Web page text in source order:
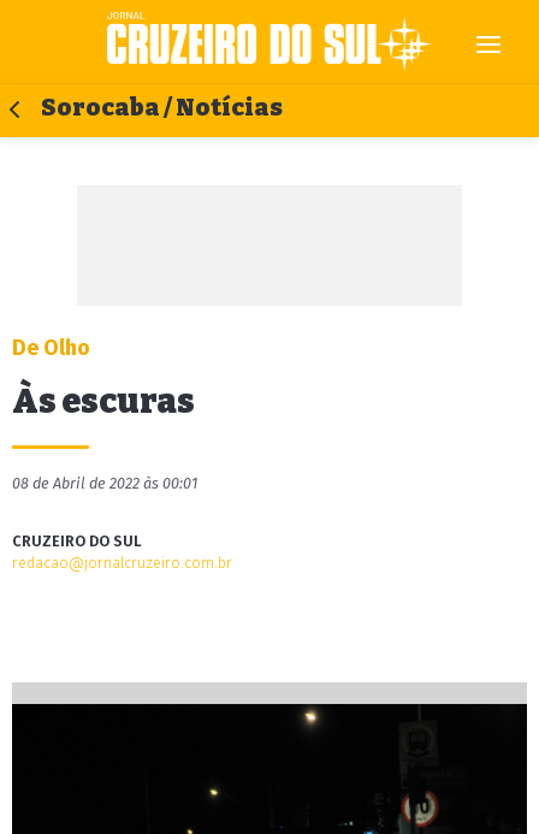
Sorocaba / Notícias
De Olho
Às escuras
08 de Abril de 2022 às 00:01
CRUZEIRO DO SUL
redacao@jornalcruzeiro.com.br